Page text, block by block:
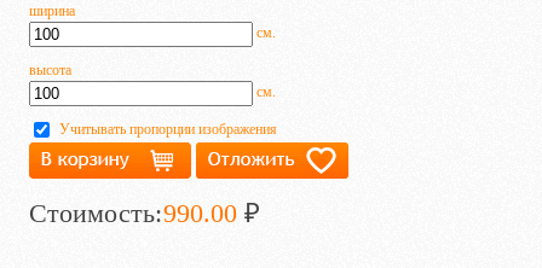
ширина
см.
высота
см.
Учитывать пропорции изображения
Стоимость:990.00 ₽